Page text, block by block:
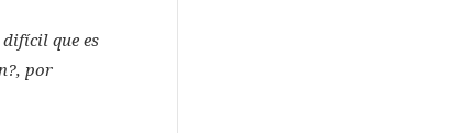
que es
por